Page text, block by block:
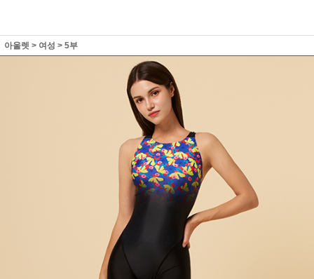
아울렛 > 여성 > 5부